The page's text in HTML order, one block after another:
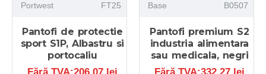
Portwest FT25
Pantofi de protectie
sport S1P, Albastru si
portocaliu
Base B0507
Pantofi premium S2
industria alimentara
sau medicala, negri